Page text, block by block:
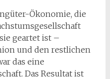
Ökonomie, die
geartet ist –
und den restlichen
das eine
Das Resultat ist